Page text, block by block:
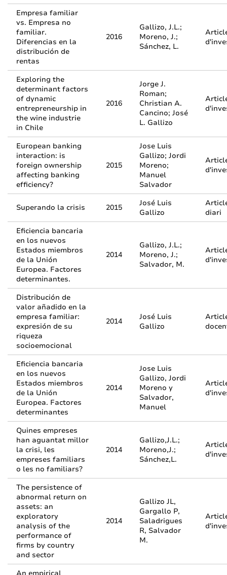
Empresa familiar
vs. Empresa no
familiar.
Diferencias en la
distribución de
rentas
2016
Gallizo, J.L.;
Moreno, J.;
Sánchez, L.
Exploring the
determinant factors
of dynamic
entrepreneurship in
the wine industrie
in Chile
2016
Jorge J.
Roman;
Christian A.
Cancino; José
L. Gallizo
European banking
interaction: is
foreign ownership
affecting banking
efficiency?
2015
Jose Luis
Gallizo; Jordi
Moreno;
Manuel
Salvador
Superando la crisis 2015
José Luis
Gallizo
diari
Eficiencia bancaria
en los nuevos
Estados miembros
de la Unión
Europea. Factores
determinantes.
2014
Gallizo, J.L.;
Moreno, J.;
Salvador, M.
Distribución de
valor añadido en la
empresa familiar:
expresión de su
riqueza
socioemocional
2014
José Luis
Gallizo
Eficiencia bancaria
en los nuevos
Estados miembros
de la Unión
Europea. Factores
determinantes
2014
Jose Luis
Gallizo, Jordi
Moreno y
Salvador,
Manuel
Quines empreses
han aguantat millor
la crisi, les
empreses familiars
o les no familiars?
2014
Gallizo,J.L.;
Moreno,J.;
Sánchez,L.
The persistence of
abnormal return on
assets: an
exploratory
analysis of the
performance of
firms by country
and sector
2014
Gallizo JL,
Gargallo P,
Saladrigues
R, Salvador
M.